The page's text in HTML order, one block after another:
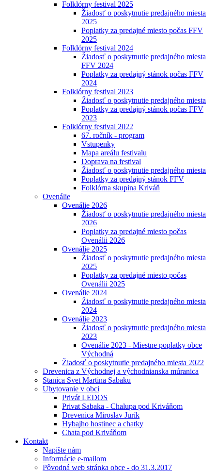
Folklórny festival 2025
Žiadosť o poskytnutie predajného miesta
2025
Poplatky za predajné miesto počas FFV
2025
Folklórny festival 2024
Žiadosť o poskytnutie predajného miesta
FFV 2024
Poplatky za predajný stánok počas FFV
2024
Folklórny festival 2023
Žiadosť o poskytnutie predajného miesta
Poplatky za predajný stánok počas FFV
2023
Folklórny festival 2022
67. ročník - program
Vstupenky
Mapa areálu festivalu
Doprava na festival
Žiadosť o poskytnutie predajného miesta
Poplatky za predajný stánok FFV
Folklórna skupina Kriváň
Ovenálie
Ovenálie 2026
Žiadosť o poskytnutie predajného miesta
2026
Poplatky za predajné miesto počas
Ovenálii 2026
Ovenálie 2025
Žiadosť o poskytnutie predajného miesta
2025
Poplatky za predajné miesto počas
Ovenálii 2025
Ovenálie 2024
Žiadosť o poskytnutie predajného miesta
2024
Ovenálie 2023
Žiadosť o poskytnutie predajného miesta
2023
Ovenálie 2023 - Miestne poplatky obce
Východná
Žiadosť o poskytnutie predajného miesta 2022
Drevenica z Východnej a východnianska múranica
Stanica Svet Martina Sabaku
Ubytovanie v obci
Privát LEDOS
Privat Sabaka - Chalupa pod Kriváňom
Drevenica Miroslav Jurík
Hybajho hostinec a chatky
Chata pod Kriváňom
Kontakt
Napíšte nám
Informácie e-mailom
Pôvodná web stránka obce - do 31.3.2017